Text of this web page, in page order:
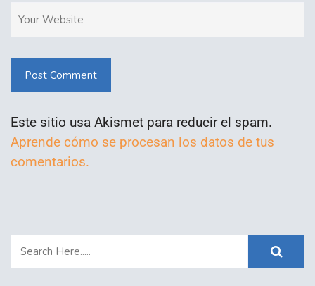
Post Comment
Este sitio usa Akismet para reducir el spam.
Aprende cómo se procesan los datos de tus
comentarios.